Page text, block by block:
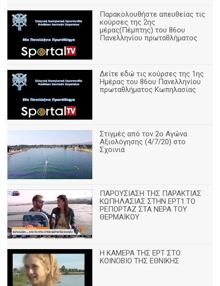
Παρακολουθήστε απευθείας τις
κούρσες της 2ης
μέρας(Πέμπτης) του 86ου
Πανελληνίου πρωταθλήματος
Δείτε εδώ τις κούρσες της 1ης
Ημέρας του 86ου Πανελληνίου
πρωταθλήματος Κωπηλασίας
Στιγμές από τον 2ο Αγώνα
Αξιολόγησης (4/7/20) στο
Σχοινιά
ΠΑΡΟΥΣΙΑΣΗ ΤΗΣ ΠΑΡΑΚΤΙΑΣ
ΚΩΠΗΛΑΣΙΑΣ ΣΤΗΝ ΕΡΤ1.ΤΟ
ΡΕΠΟΡΤΑΖ ΣΤΑ ΝΕΡΑ ΤΟΥ
ΘΕΡΜΑΪΚΟΥ
Η ΚΑΜΕΡΑ ΤΗΣ ΕΡΤ ΣΤΟ
ΚΟΙΝΟΒΙΟ ΤΗΣ ΕΘΝΙΚΗΣ